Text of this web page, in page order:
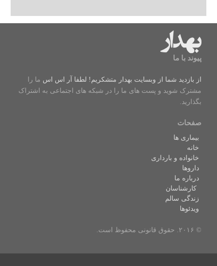
پیوند با ما
از بازدید شما از وبسایت بهدار متشکریم! لطفا آر اس اس ما را
مشترک شوید و پست های ما را در شبکه های اجتماعی به اشتراک
بگذارید.
صفحات
بیماری ها
خانه
خانواده و بارداری
داروها
درباره ما
کارشناسان
زندگی سالم
ویدئوها
© ۲۰۱۶. حقوق قانونی محفوظ است.